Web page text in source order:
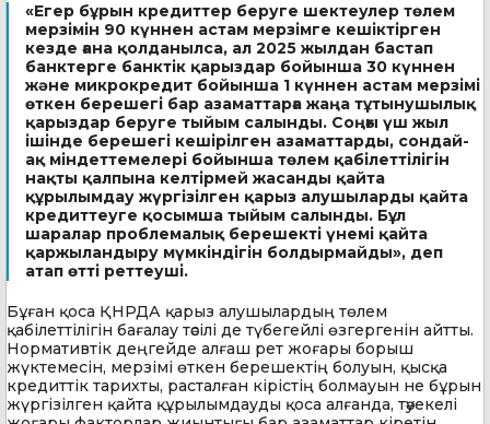
«Егер бұрын кредиттер беруге шектеулер төлем
мерзімін 90 күннен астам мерзімге кешіктірген
кезде ғана қолданылса, ал 2025 жылдан бастап
банктерге банктік қарыздар бойынша 30 күннен
және микрокредит бойынша 1 күннен астам мерзімі
өткен берешегі бар азаматтарға жаңа тұтынушылық
қарыздар беруге тыйым салынды. Соңғы үш жыл
ішінде берешегі кешірілген азаматтарды, сондай-
ақ міндеттемелері бойынша төлем қабілеттілігін
нақты қалпына келтірмей жасанды қайта
құрылымдау жүргізілген қарыз алушыларды қайта
кредиттеуге қосымша тыйым салынды. Бұл
шаралар проблемалық берешекті үнемі қайта
қаржыландыру мүмкіндігін болдырмайды», деп
атап өтті реттеуші.
Бұған қоса ҚНРДА қарыз алушылардың төлем
қабілеттілігін бағалау тәсілі де түбегейлі өзгергенін айтты.
Нормативтік деңгейде алғаш рет жоғары борыш
жүктемесін, мерзімі өткен берешектің болуын, қысқа
кредиттік тарихты, расталған кірістің болмауын не бұрын
жүргізілген қайта құрылымдауды қоса алғанда, тәуекелі